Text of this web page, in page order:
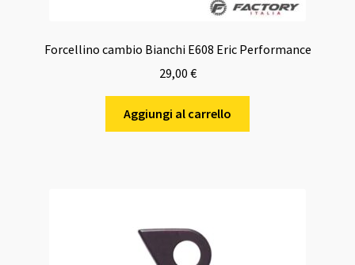
Forcellino cambio Bianchi E608 Eric Performance
29,00 €
Aggiungi al carrello